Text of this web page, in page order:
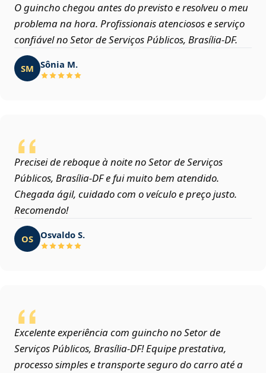
O guincho chegou antes do previsto e resolveu o meu
problema na hora. Profissionais atenciosos e serviço
confiável no Setor de Serviços Públicos, Brasília‑DF.
SM Sônia M.
Precisei de reboque à noite no Setor de Serviços
Públicos, Brasília‑DF e fui muito bem atendido.
Chegada ágil, cuidado com o veículo e preço justo.
Recomendo!
OS Osvaldo S.
Excelente experiência com guincho no Setor de
Serviços Públicos, Brasília‑DF! Equipe prestativa,
processo simples e transporte seguro do carro até a